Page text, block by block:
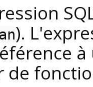
).
de